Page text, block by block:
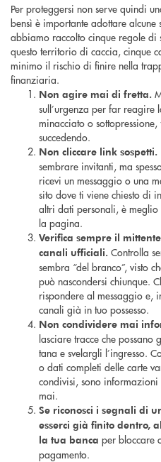
Per proteggersi non serve quindi
bensì è importante adottare
abbiamo raccolto cinque regole di
questo territorio di caccia, cinque
minimo il rischio di finire nella
finanziaria.
Non agire mai di fretta.
sull’urgenza per far reagire
minacciato o
succedendo.
Non cliccare link sospetti.
sembrare invitanti, ma
ricevi un messaggio o una
sito dove ti viene chiesto di
altri dati personali, è
la pagina.
Verifica sempre il
canali ufficiali. Controlla
sembra “del branco”, visto
può nascondersi chiunque.
rispondere al messaggio e,
canali già in tuo possesso.
Non condividere mai
lasciare tracce che
tana e svelargli l’ingresso.
o dati completi delle carte
condivisi, sono informazioni
mai.
Se riconosci i segnali di
esserci già finito dentro,
la tua banca per bloccare
pagamento.